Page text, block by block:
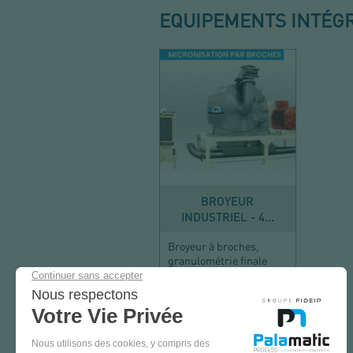
EQUIPEMENTS
RÉDUIRE
BROYEUR
INDUSTRIEL - 4...
Broyeur à broches,
granulométrie finale
VENEZ